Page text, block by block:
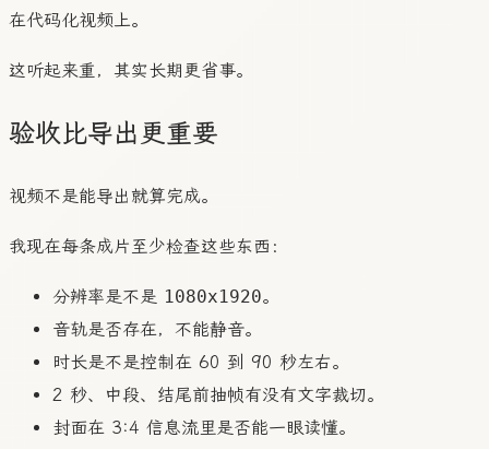
在代码化视频上。
这听起来重，其实长期更省事。
验收比导出更重要
视频不是能导出就算完成。
我现在每条成片至少检查这些东西：
分辨率是不是 1080x1920。
音轨是否存在，不能静音。
时长是不是控制在 60 到 90 秒左右。
2 秒、中段、结尾前抽帧有没有文字裁切。
封面在 3:4 信息流里是否能一眼读懂。